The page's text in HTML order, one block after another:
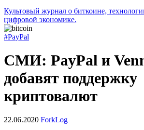
Культовый журнал о биткоине,
цифровой экономике.
#PayPal
СМИ: PayPal и
добавят поддержку
криптовалют
22.06.2020 ForkLog